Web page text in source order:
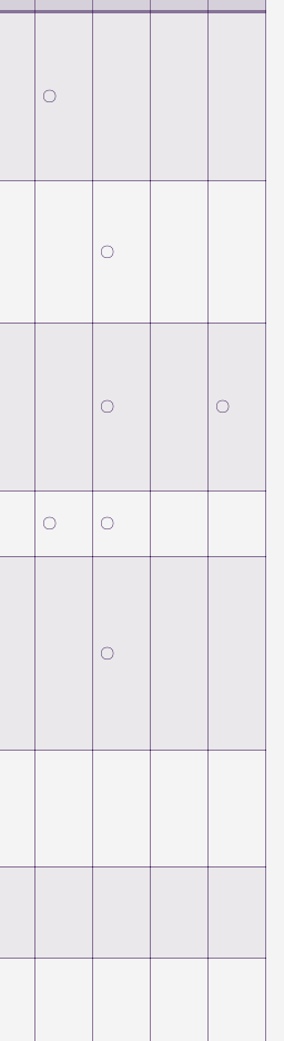
〇
〇
〇 〇
〇 〇
〇